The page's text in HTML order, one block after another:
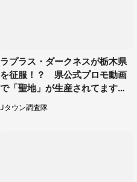
ラプラス・ダークネスが栃木県
を征服！？ 県公式プロモ動画
で「聖地」が生産されてます【7
／31～1／31】
Jタウン調査隊